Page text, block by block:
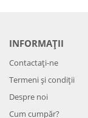
INFORMAȚII
Contactați-ne
Termeni și condiții
Despre noi
Cum cumpăr?